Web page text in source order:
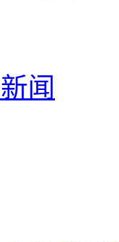
闻